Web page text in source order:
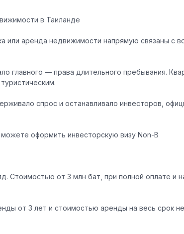
в Таиланде
или аренда недвижимости напрямую связаны с
главного — права длительного пребывания.
спрос и останавливало инвесторов,
можете оформить инвесторскую визу Non-B
Стоимостью от 3 млн бат, при полной оплате и
от 3 лет и стоимостью аренды на весь срок